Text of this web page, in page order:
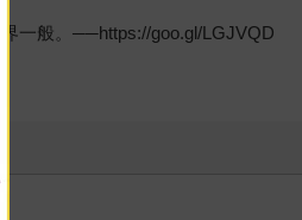
一般。──https://goo.gl/LGJVQD